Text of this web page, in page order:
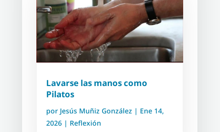
Lavarse las manos como
Pilatos
por Jesús Muñiz González| Ene 14,
2026| Reflexión